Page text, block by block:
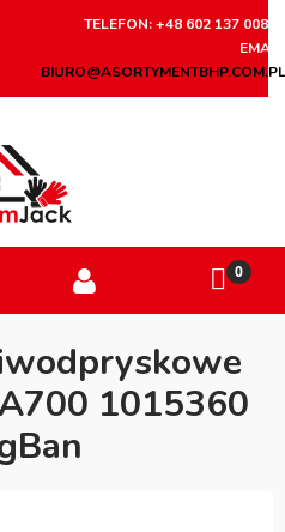
TELEFON: +48 602 137 008
EMAIL:
BIURO@ASORTYMENTBHP.COM.PL
1015360